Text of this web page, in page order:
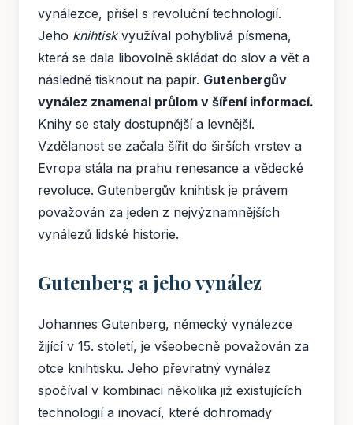
vynálezce, přišel s revoluční technologií.
Jeho knihtiskvyužíval pohyblivá písmena,
která se dala libovolně skládat do slov a vět a
následně tisknout na papír. Gutenbergův
vynález znamenal průlom v šíření informací.
Knihy se staly dostupnější a levnější.
Vzdělanost se začala šířit do širších vrstev a
Evropa stála na prahu renesance a vědecké
revoluce. Gutenbergův knihtisk je právem
považován za jeden z nejvýznamnějších
vynálezů lidské historie.
Gutenberg a jeho vynález
Johannes Gutenberg, německý vynálezce
žijící v 15. století, je všeobecně považován za
otce knihtisku. Jeho převratný vynález
spočíval v kombinaci několika již existujících
technologií a inovací, které dohromady